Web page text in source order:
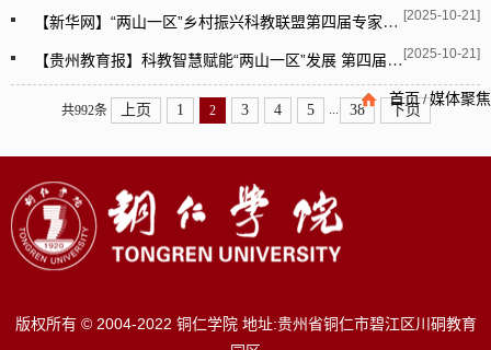
首页/媒体聚焦
[2025-10-21]
【新华网】“两山一区”乡村振兴科教联盟第四届专家论坛在铜仁举行
[2025-10-21]
【贵州教育报】科教智慧赋能“两山一区”发展 第四届乡村振兴专家论坛在铜仁学院举行
共992条 上页 1 2 3 4 5 ... 38 下页
版权所有 © 2004-2022 铜仁学院 地址:贵州省铜仁市碧江区川硐教育